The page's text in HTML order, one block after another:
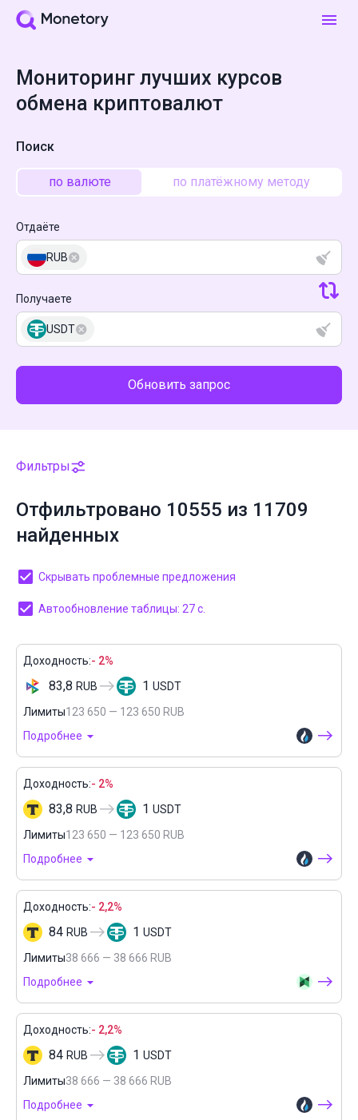
Мониторинг лучших курсов
обмена криптовалют
Поиск
по валюте по платёжному методу
Отдаёте
RUB
Получаете
USDT
Обновить запрос
Фильтры
Отфильтровано 10555 из 11709
найденных
Скрывать проблемные предложения
Автообновление таблицы: 27 с.
Доходность:- 2%
83,8 RUB 1 USDT
Лимиты123 650 — 123 650 RUB
Подробнее
Доходность:- 2%
83,8 RUB 1 USDT
Лимиты123 650 — 123 650 RUB
Подробнее
Доходность:- 2,2%
84 RUB 1 USDT
Лимиты38 666 — 38 666 RUB
Подробнее
Доходность:- 2,2%
84 RUB 1 USDT
Лимиты38 666 — 38 666 RUB
Подробнее